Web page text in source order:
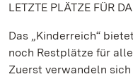
LETZTE PLÄTZE FÜR
Das „Kinderreich“
noch Restplätze für
Zuerst verwandeln